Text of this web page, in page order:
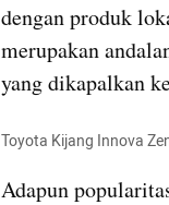
dengan produk
merupakan
yang dikapalkan
Toyota Kijang Innova
Adapun